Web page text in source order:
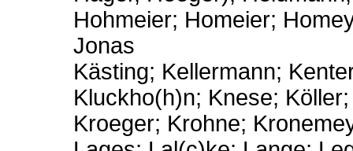
Hohmeier; Homeier;
Jonas
Kästing; Kellermann;
Kluckho(h)n; Knese;
Kroeger; Krohne;